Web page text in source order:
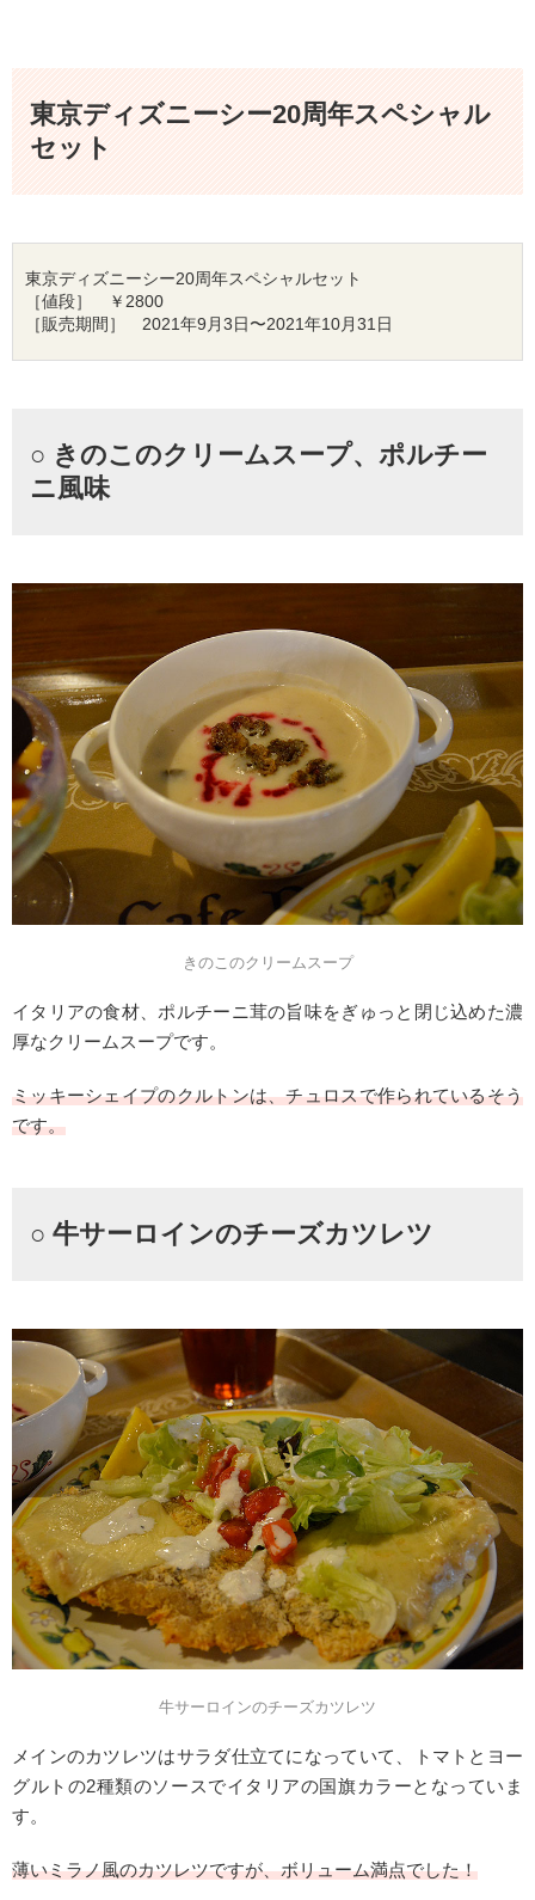
東京ディズニーシー20周年スペシャル
セット
東京ディズニーシー20周年スペシャルセット
［値段］　￥2800
［販売期間］　2021年9月3日〜2021年10月31日
○ きのこのクリームスープ、ポルチー
ニ風味
きのこのクリームスープ
イタリアの食材、ポルチーニ茸の旨味をぎゅっと閉じ込めた濃
厚なクリームスープです。
ミッキーシェイプのクルトンは、チュロスで作られているそう
です。
○ 牛サーロインのチーズカツレツ
牛サーロインのチーズカツレツ
メインのカツレツはサラダ仕立てになっていて、トマトとヨー
グルトの2種類のソースでイタリアの国旗カラーとなっていま
す。
薄いミラノ風のカツレツですが、ボリューム満点でした！